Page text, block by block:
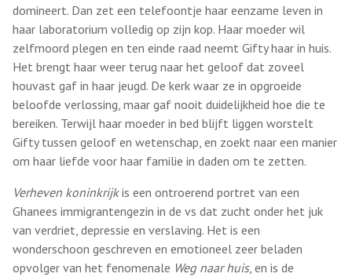
domineert. Dan zet een telefoontje haar eenzame leven in
haar laboratorium volledig op zijn kop. Haar moeder wil
zelfmoord plegen en ten einde raad neemt Gifty haar in huis.
Het brengt haar weer terug naar het geloof dat zoveel
houvast gaf in haar jeugd. De kerk waar ze in opgroeide
beloofde verlossing, maar gaf nooit duidelijkheid hoe die te
bereiken. Terwijl haar moeder in bed blijft liggen worstelt
Gifty tussen geloof en wetenschap, en zoekt naar een manier
om haar liefde voor haar familie in daden om te zetten.
Verheven koninkrijkis een ontroerend portret van een
Ghanees immigrantengezin in de vs dat zucht onder het juk
van verdriet, depressie en verslaving. Het is een
wonderschoon geschreven en emotioneel zeer beladen
opvolger van het fenomenale Weg naar huis, en is de